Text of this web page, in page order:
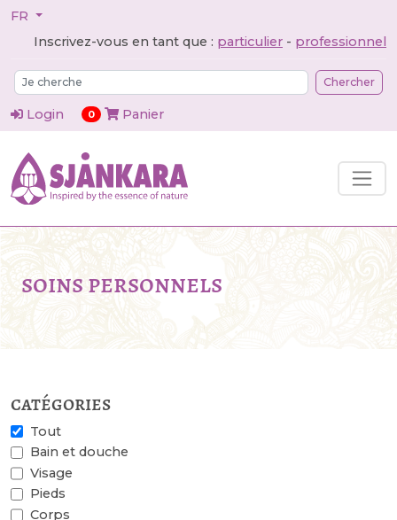
FR
Inscrivez-vous en tant que : particulier - professionnel
Chercher
Login 0articles dans le panier
Panier
soins personnels
catégories
Tout
Bain et douche
Visage
Pieds
Corps